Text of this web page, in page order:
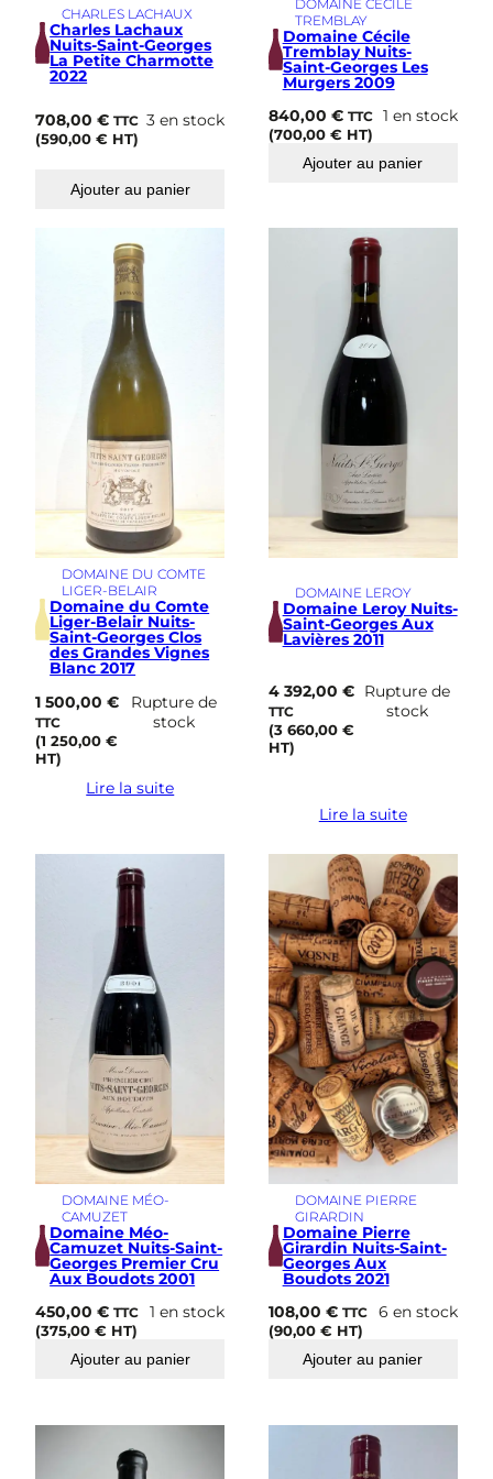
CHARLES LACHAUX
Charles Lachaux
Nuits-Saint-Georges
La Petite Charmotte
2022
708,00€ TTC
(590,00€ HT)
3 en stock
Ajouter au panier
DOMAINE CÉCILE
TREMBLAY
Domaine Cécile
Tremblay Nuits-
Saint-Georges Les
Murgers 2009
840,00 € TTC
(700,00 €HT)
1 en stock
Ajouter au panier
DOMAINE DU COMTE
LIGER-BELAIR
Domaine du Comte
Liger-Belair Nuits-
Saint-Georges Clos
des Grandes Vignes
Blanc 2017
1 500,00€
TTC
(1 250,00€
HT)
Rupture de
stock
Lire la suite
DOMAINE LEROY
Domaine Leroy Nuits-
Saint-Georges Aux
Lavières 2011
4 392,00 €
TTC
(3 660,00 €
HT)
Rupture de
stock
Lire la suite
DOMAINE MÉO-
CAMUZET
Domaine Méo-
Camuzet Nuits-Saint-
Georges Premier Cru
Aux Boudots 2001
450,00€ TTC
(375,00€ HT)
1 en stock
Ajouter au panier
DOMAINE PIERRE
GIRARDIN
Domaine Pierre
Girardin Nuits-Saint-
Georges Aux
Boudots 2021
108,00 € TTC
(90,00 €HT)
6 en stock
Ajouter au panier